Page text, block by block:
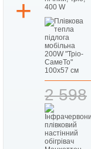
2 598